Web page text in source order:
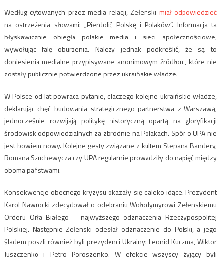
Według cytowanych przez media relacji, Zełenski miał odpowiedzieć
na ostrzeżenia słowami: „Pierdolić Polskę i Polaków”. Informacja ta
błyskawicznie obiegła polskie media i sieci społecznościowe,
wywołując falę oburzenia. Należy jednak podkreślić, że są to
doniesienia medialne przypisywane anonimowym źródłom, które nie
zostały publicznie potwierdzone przez ukraińskie władze.
W Polsce od lat powraca pytanie, dlaczego kolejne ukraińskie władze,
deklarując chęć budowania strategicznego partnerstwa z Warszawą,
jednocześnie rozwijają politykę historyczną opartą na gloryfikacji
środowisk odpowiedzialnych za zbrodnie na Polakach. Spór o UPA nie
jest bowiem nowy. Kolejne gesty związane z kultem Stepana Bandery,
Romana Szuchewycza czy UPA regularnie prowadziły do napięć między
oboma państwami.
Konsekwencje obecnego kryzysu okazały się daleko idące. Prezydent
Karol Nawrocki zdecydował o odebraniu Wołodymyrowi Zełenskiemu
Orderu Orła Białego – najwyższego odznaczenia Rzeczypospolitej
Polskiej. Następnie Zełenski odesłał odznaczenie do Polski, a jego
śladem poszli również byli prezydenci Ukrainy: Leonid Kuczma, Wiktor
Juszczenko i Petro Poroszenko. W efekcie wszyscy żyjący byli